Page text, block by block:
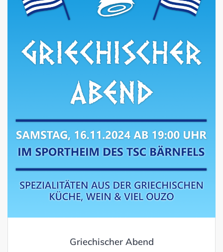
Griechischer Abend